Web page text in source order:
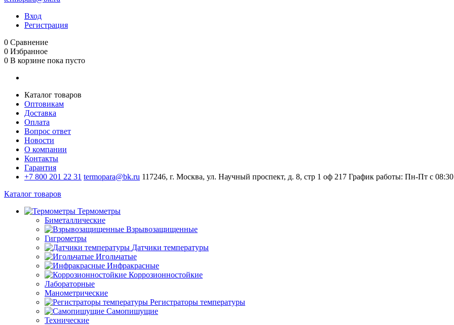
Вход
Регистрация
0 Сравнение
0 Избранное
0 В корзине пока пусто
Каталог товаров
Оптовикам
Доставка
Оплата
Вопрос ответ
Новости
О компании
Контакты
Гарантия
+7 800 201 22 31 termopara@bk.ru 117246, г. Москва, ул. Научный проспект, д. 8, стр 1 оф 217 График работы: Пн‑Пт с
Каталог товаров
Термометры
Биметаллические
Взрывозащищенные
Гигрометры
Датчики температуры
Игольчатые
Инфракрасные
Коррозионностойкие
Лабораторные
Манометрические
Регистраторы температуры
Самопишущие
Технические